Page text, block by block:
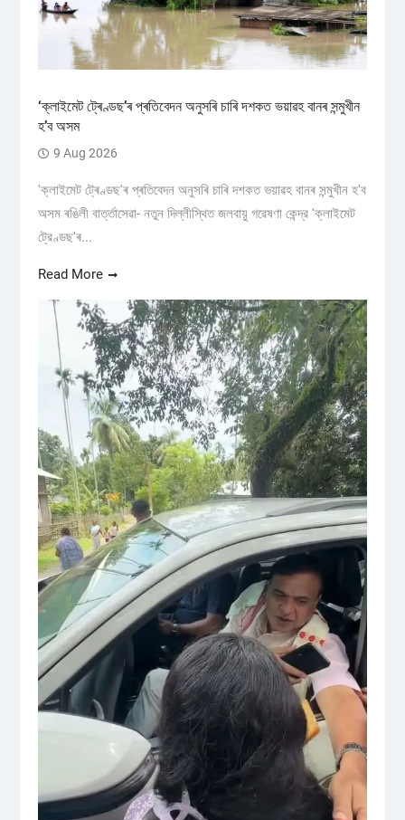
‘ক্লাইমেট ট্ৰেণ্ডছ’ৰ প্ৰতিবেদন অনুসৰি চাৰি দশকত ভয়াৱহ বানৰ সন্মুখীন
হ’ব অসম
9 Aug 2026
'ক্লাইমেট ট্ৰেণ্ডছ'ৰ প্ৰতিবেদন অনুসৰি চাৰি দশকত ভয়াৱহ বানৰ সন্মুখীন হ'ব
অসম ৰঙিলী বাৰ্ত্তাসেৱা- নতুন দিল্লীস্থিত জলবায়ু গৱেষণা কেন্দ্র 'ক্লাইমেট
ট্রেণ্ডছ'ৰ...
Read More